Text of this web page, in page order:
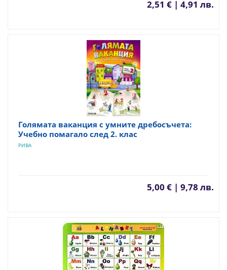
2,51 € | 4,91 лв.
Голямата ваканция с умните дребосъчета:
Учебно помагало след 2. клас
РИВА
5,00 € | 9,78 лв.